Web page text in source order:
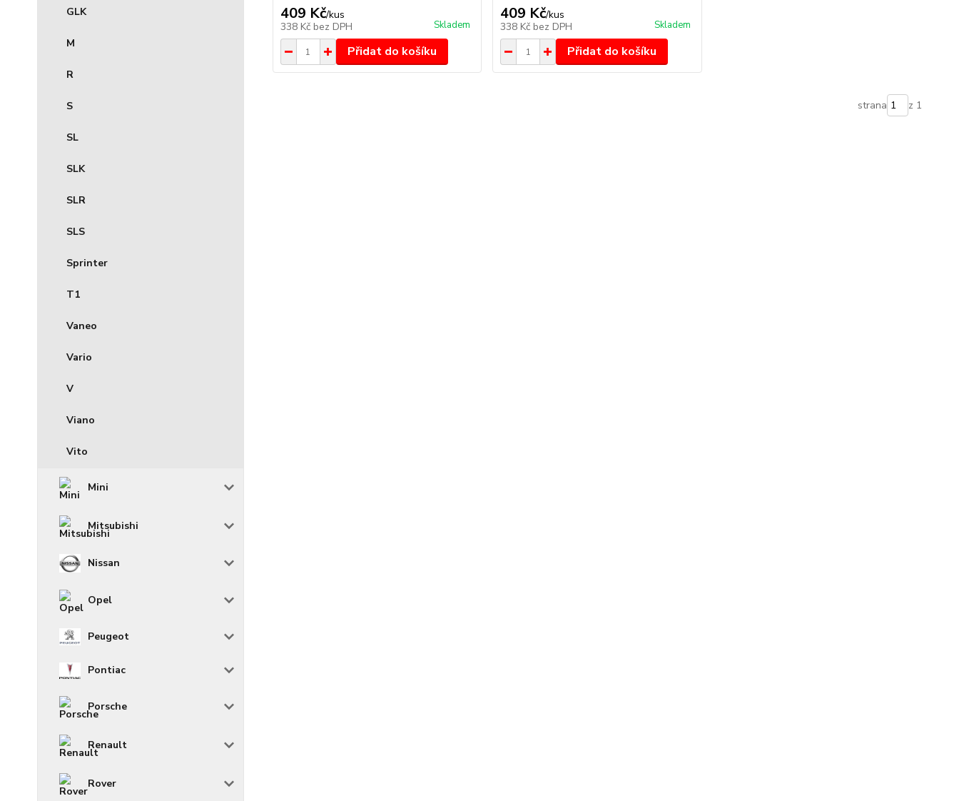
GLK
M
R
S
SL
SLK
SLR
SLS
Sprinter
T1
Vaneo
Vario
V
Viano
Vito
Mini
Mitsubishi
Nissan
Opel
Peugeot
Pontiac
Porsche
Renault
Rover
409 Kč/kus
338 Kč bez DPH Skladem
Přidat do košíku
409 Kč/kus
338 Kč bez DPH Skladem
Přidat do košíku
strana z 1